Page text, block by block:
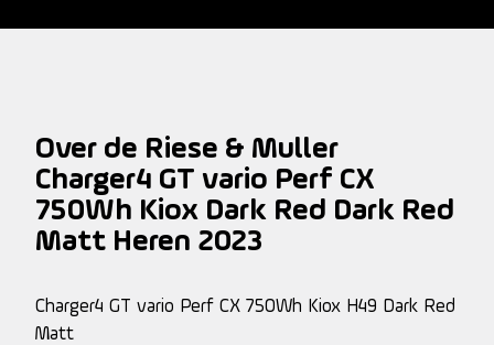
Over de Riese & Muller
Charger4 GT vario Perf CX
750Wh Kiox Dark Red Dark Red
Matt Heren 2023
Charger4 GT vario Perf CX 750Wh Kiox H49 Dark Red
Matt